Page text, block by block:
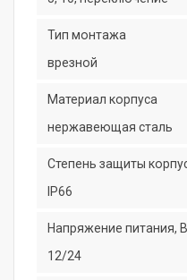
Тип монтажа
врезной
Материал корпуса
нержавеющая сталь
Степень защиты
IP66
Напряжение питания, В
12/24